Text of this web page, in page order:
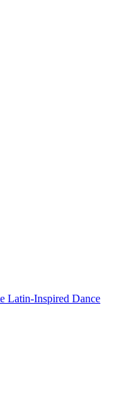
Latin-Inspired Dance